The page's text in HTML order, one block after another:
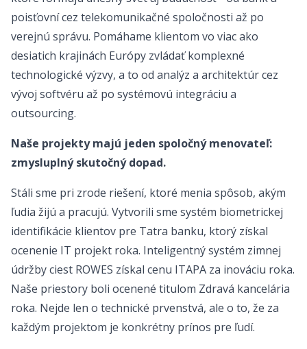
poisťovní cez telekomunikačné spoločnosti až po
verejnú správu. Pomáhame klientom vo viac ako
desiatich krajinách Európy zvládať komplexné
technologické výzvy, a to od analýz a architektúr cez
vývoj softvéru až po systémovú integráciu a
outsourcing.
Naše projekty majú jeden spoločný menovateľ:
zmysluplný skutočný dopad.
Stáli sme pri zrode riešení, ktoré menia spôsob, akým
ľudia žijú a pracujú. Vytvorili sme systém biometrickej
identifikácie klientov pre Tatra banku, ktorý získal
ocenenie IT projekt roka. Inteligentný systém zimnej
údržby ciest ROWES získal cenu ITAPA za inováciu roka.
Naše priestory boli ocenené titulom Zdravá kancelária
roka. Nejde len o technické prvenstvá, ale o to, že za
každým projektom je konkrétny prínos pre ľudí.